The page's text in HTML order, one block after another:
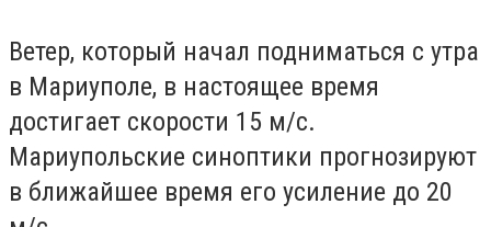
Ветер, который начал подниматься с утра
в Мариуполе, в настоящее время
достигает скорости 15 м/с.
Мариупольские синоптики прогнозируют
в ближайшее время его усиление до 20